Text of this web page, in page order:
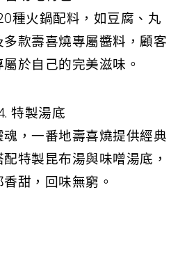
種火鍋配料，如豆腐、丸
款壽喜燒專屬醬料，顧客
於自己的完美滋味。
特製湯底
，一番地壽喜燒提供經典
特製昆布湯與味噌湯底，
甜，回味無窮。